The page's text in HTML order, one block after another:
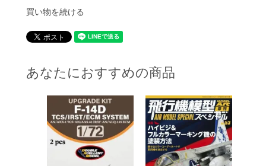
買い物を続ける
あなたにおすすめの商品